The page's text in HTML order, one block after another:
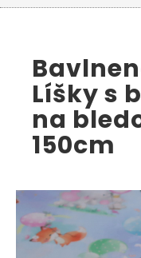
Líšky s
na
150cm